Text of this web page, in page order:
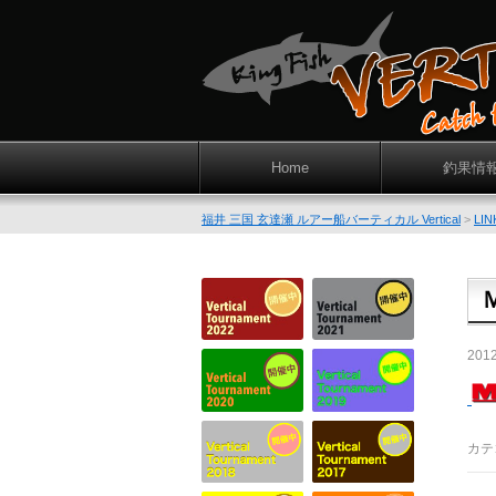
Home 釣果情
福井 三国 玄達瀬 ルアー船バーティカル Vertical >
カ